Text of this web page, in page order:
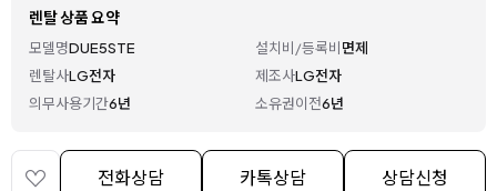
렌탈 상품 요약
모델명DUE5STE 설치비/등록비면제
렌탈사LG전자 제조사LG전자
의무사용기간6년 소유권이전6년
전화상담 카톡상담 상담신청